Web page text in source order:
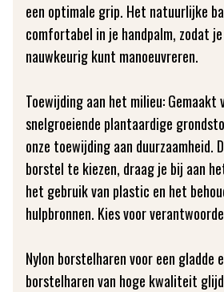
een optimale grip. Het natuurlijke
comfortabel in je handpalm, zodat
nauwkeurig kunt manoeuvreren.
Toewijding aan het milieu: Gemaakt
snelgroeiende plantaardige
onze toewijding aan duurzaamheid.
borstel te kiezen, draag je bij aan
het gebruik van plastic en het
hulpbronnen. Kies voor
Nylon borstelharen voor een gladde
borstelharen van hoge kwaliteit